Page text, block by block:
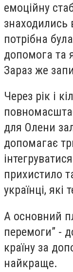
емоційну
знаходились
потрібна
допомога та
Зараз же
Через рік і
для Олени
допомагає
прихистило
українці,
А основний
перемоги” -
країну за
найкраще.